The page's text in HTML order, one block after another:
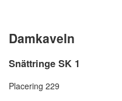
Damkaveln
Snättringe SK 1
Placering 229